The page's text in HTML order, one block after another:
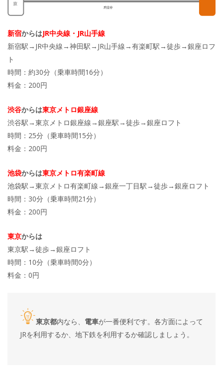
新宿からはJR中央線・JR山手線
新宿駅→JR中央線→神田駅→JR山手線→有楽町駅→徒歩→銀座ロフ
ト
時間：約30分（乗車時間16分）
料金：200円
渋谷からは東京メトロ銀座線
渋谷駅→東京メトロ銀座線→銀座駅→徒歩→銀座ロフト
時間：25分（乗車時間15分）
料金：200円
池袋からは東京メトロ有楽町線
池袋駅→東京メトロ有楽町線→銀座一丁目駅→徒歩→銀座ロフト
時間：30分（乗車時間21分）
料金：200円
東京からは
東京駅→徒歩→銀座ロフト
時間：10分（乗車時間0分）
料金：0円
東京都内なら、 電車が一番便利です。各方面によって
JRを利用するか、地下鉄を利用するか確認しましょう。